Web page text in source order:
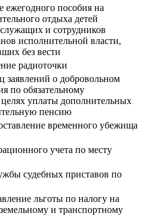
ежегодного пособия на
отдыха детей
и сотрудников
исполнительной власти,
без вести
радиоточки
заявлений о добровольном
по обязательному
уплаты дополнительных
пенсию
временного убежища
учета по месту
судебных приставов по
льготы по налогу на
и транспортному